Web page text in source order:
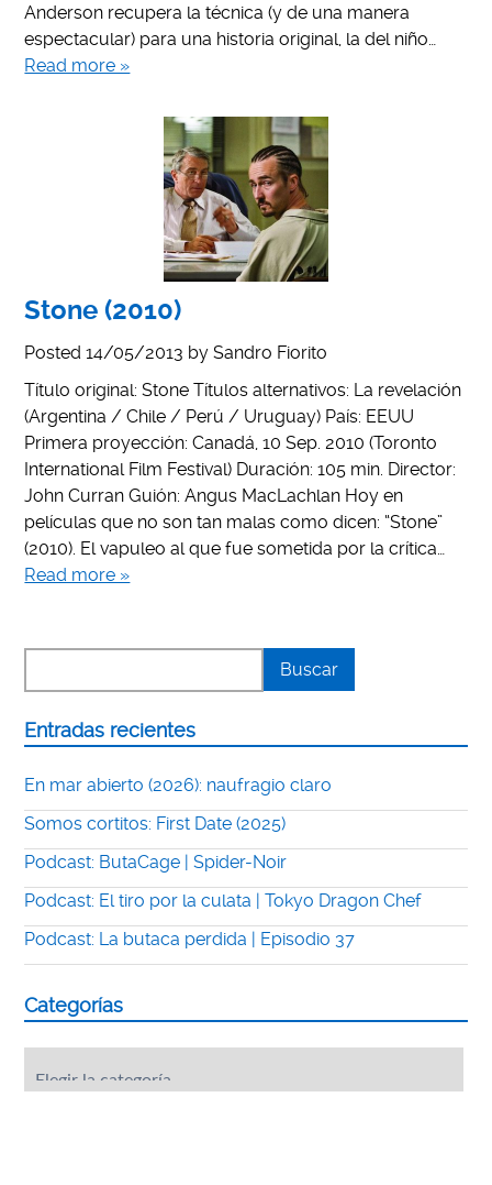
Anderson recupera la técnica (y de una manera
espectacular) para una historia original, la del niño…
Read more »
Stone (2010)
Posted14/05/2013 bySandro Fiorito
Título original: Stone Títulos alternativos: La revelación
(Argentina / Chile / Perú / Uruguay) País: EEUU
Primera proyección: Canadá, 10 Sep. 2010 (Toronto
International Film Festival) Duración: 105 min. Director:
John Curran Guión: Angus MacLachlan Hoy en
películas que no son tan malas como dicen: “Stone”
(2010). El vapuleo al que fue sometida por la crítica…
Read more »
Entradas recientes
En mar abierto (2026): naufragio claro
Somos cortitos: First Date (2025)
Podcast: ButaCage | Spider-Noir
Podcast: El tiro por la culata | Tokyo Dragon Chef
Podcast: La butaca perdida | Episodio 37
Categorías